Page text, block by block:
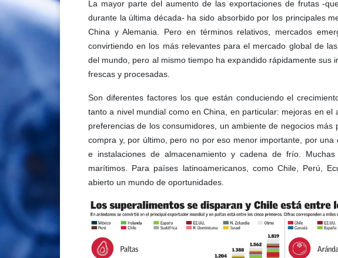
La mayor parte del aumento de las exportaciones de frutas -
durante la última década- ha sido absorbido por los principales
China y Alemania. Pero en términos relativos, mercados
convirtiendo en los más relevantes para el mercado global de
del mundo, pero al mismo tiempo ha expandido rápidamente sus
frescas y procesadas.
Son diferentes factores los que están conduciendo el
tanto a nivel mundial como en China, en particular: mejoras en el
preferencias de los consumidores, un ambiente de negocios
compra y, por último, pero no por eso menor importante, por
e instalaciones de almacenamiento y cadena de frío.
marítimos. Para países latinoamericanos, como Chile, Perú,
abierto un mundo de oportunidades.